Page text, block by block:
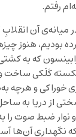
رفتم.
آن انقلابِ
بودیم، هنوز
که به
کَلَکی ساخت و
خوراکی و هرچه
از دریا به
نوار ضبط صوت را
نگهداری آن‌ها